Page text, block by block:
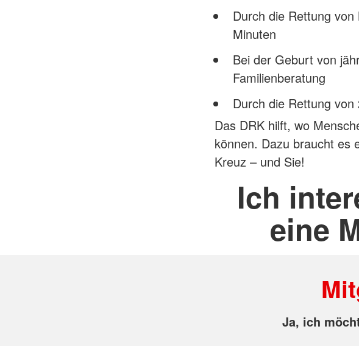
Durch die Rettung
Minuten
Bei der Geburt von
Familienberatung
Durch die Rettung
Das DRK hilft, wo
können. Dazu braucht es
Kreuz – und Sie!
Ich
eine
Ja, ich